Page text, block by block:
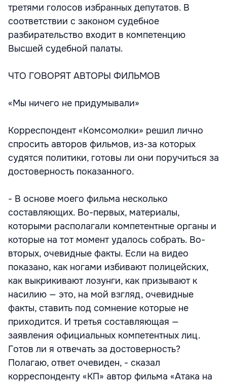
третями голосов избранных депутатов. В
соответствии с законом судебное
разбирательство входит в компетенцию
Высшей судебной палаты.
ЧТО ГОВОРЯТ АВТОРЫ ФИЛЬМОВ
«Мы ничего не придумывали»
Корреспондент «Комсомолки» решил лично
спросить авторов фильмов, из-за которых
судятся политики, готовы ли они поручиться за
достоверность показанного.
- В основе моего фильма несколько
составляющих. Во-первых, материалы,
которыми располагали компетентные органы и
которые на тот момент удалось собрать. Во-
вторых, очевидные факты. Если на видео
показано, как ногами избивают полицейских,
как выкрикивают лозунги, как призывают к
насилию — это, на мой взгляд, очевидные
факты, ставить под сомнение которые не
приходится. И третья составляющая —
заявления официальных компетентных лиц.
Готов ли я отвечать за достоверность?
Полагаю, ответ очевиден, - сказал
корреспонденту «КП» автор фильма «Атака на